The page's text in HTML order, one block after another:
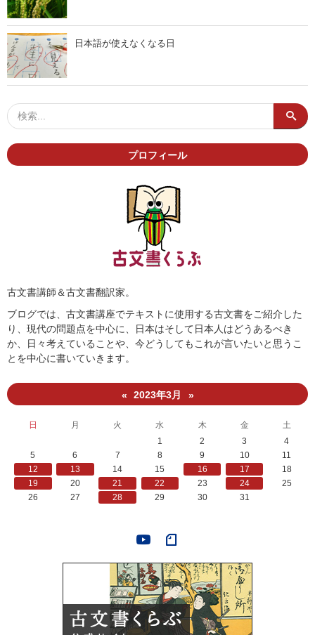
日本語が使えなくなる日
プロフィール
古文書講師＆古文書翻訳家。
ブログでは、古文書講座でテキストに使用する古文書をご紹介した
り、現代の問題点を中心に、日本はそして日本人はどうあるべき
か、日々考えていることや、今どうしてもこれが言いたいと思うこ
とを中心に書いていきます。
« 2023年3月 »
日 月 火 水 木 金
土
1
2 3
4
5
6 7 8 9 10
11
12
13 14 15 16 17
18
19
20 21 22 23 24
25
26
27 28 29 30 31
YouTube